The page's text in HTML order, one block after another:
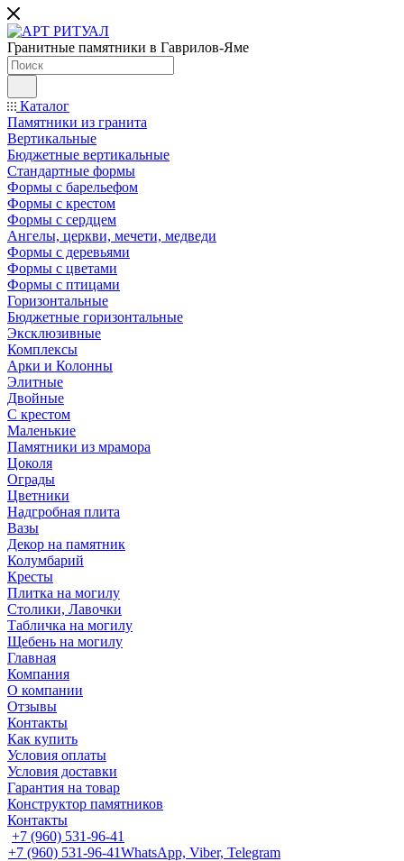
Гранитные памятники в Гаврилов-Яме
Каталог
Памятники из гранита
Вертикальные
Бюджетные вертикальные
Стандартные формы
Формы с барельефом
Формы с крестом
Формы с сердцем
Ангелы, церкви, мечети, медведи
Формы с деревьями
Формы с цветами
Формы с птицами
Горизонтальные
Бюджетные горизонтальные
Эксклюзивные
Комплексы
Арки и Колонны
Элитные
Двойные
С крестом
Маленькие
Памятники из мрамора
Цоколя
Ограды
Цветники
Надгробная плита
Вазы
Декор на памятник
Колумбарий
Кресты
Плитка на могилу
Столики, Лавочки
Табличка на могилу
Щебень на могилу
Главная
Компания
О компании
Отзывы
Контакты
Как купить
Условия оплаты
Условия доставки
Гарантия на товар
Конструктор памятников
Контакты
+7 (960) 531-96-41
+7 (960) 531-96-41WhatsApp, Viber, Telegram